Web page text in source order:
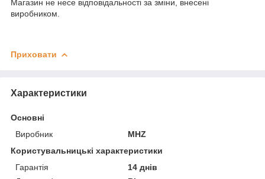
Магазин не несе відповідальності за зміни, внесені
виробником.
Приховати
Характеристики
Основні
Виробник
MHZ
Користувальницькі характеристики
Гарантія
14 днів